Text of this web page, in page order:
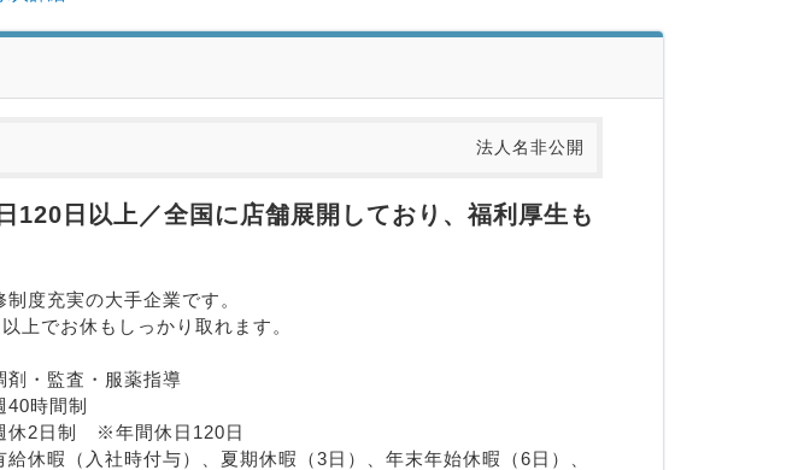
法人名非公開
120日以上／全国に店舗展開しており、福利厚生も
制度充実の大手企業です。
上でお休もしっかり取れます。
剤・監査・服薬指導
40時間制
休2日制　※年間休日120日
給休暇（入社時付与）、夏期休暇（3日）、年末年始休暇（6日）、